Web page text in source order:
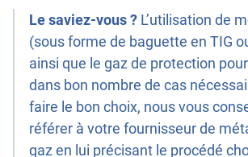
Le saviez-vous ? L’utilisation de
(sous forme de baguette en TIG
ainsi que le gaz de protection
dans bon nombre de cas
faire le bon choix, nous vous
référer à votre fournisseur de
gaz en lui précisant le procédé